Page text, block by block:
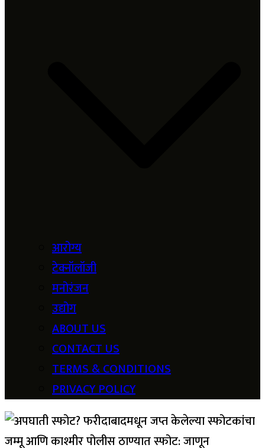
आरोग्य
टेक्नॉलॉजी
मनोरंजन
उद्योग
ABOUT US
CONTACT US
TERMS & CONDITIONS
PRIVACY POLICY